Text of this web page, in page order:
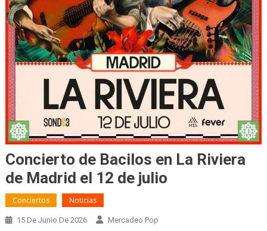
Concierto de Bacilos en La Riviera
de Madrid el 12 de julio
Conciertos Noticias
15 De Junio De 2026 Mercadeo Pop